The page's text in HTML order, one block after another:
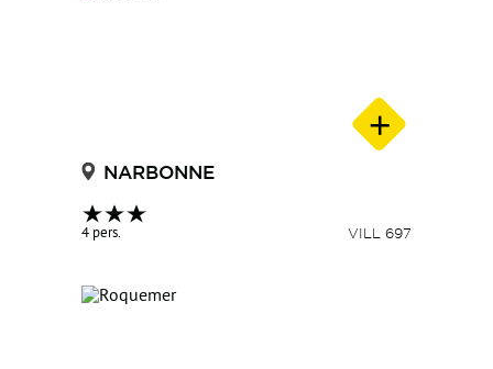
NARBONNE
4 pers. VILL 697